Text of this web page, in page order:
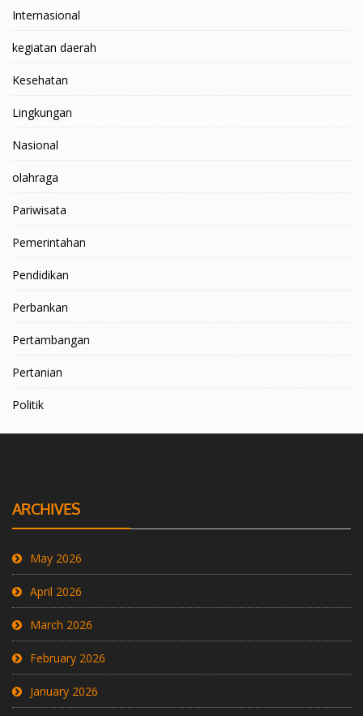
Internasional
kegiatan daerah
Kesehatan
Lingkungan
Nasional
olahraga
Pariwisata
Pemerintahan
Pendidikan
Perbankan
Pertambangan
Pertanian
Politik
ARCHIVES
May 2026
April 2026
March 2026
February 2026
January 2026